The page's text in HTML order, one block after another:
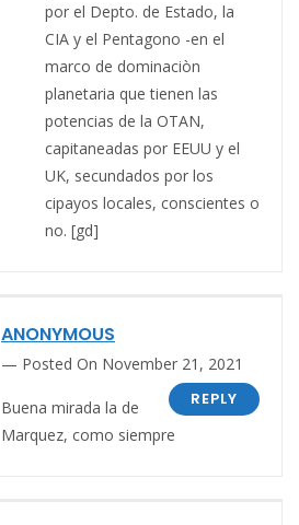
por el Depto. de Estado, la
CIA y el Pentagono -en el
marco de dominaciòn
planetaria que tienen las
potencias de la OTAN,
capitaneadas por EEUU y el
UK, secundados por los
cipayos locales, conscientes o
no. [gd]
ANONYMOUS
Posted On November 21, 2021
REPLY
Buena mirada la de
Marquez, como siempre